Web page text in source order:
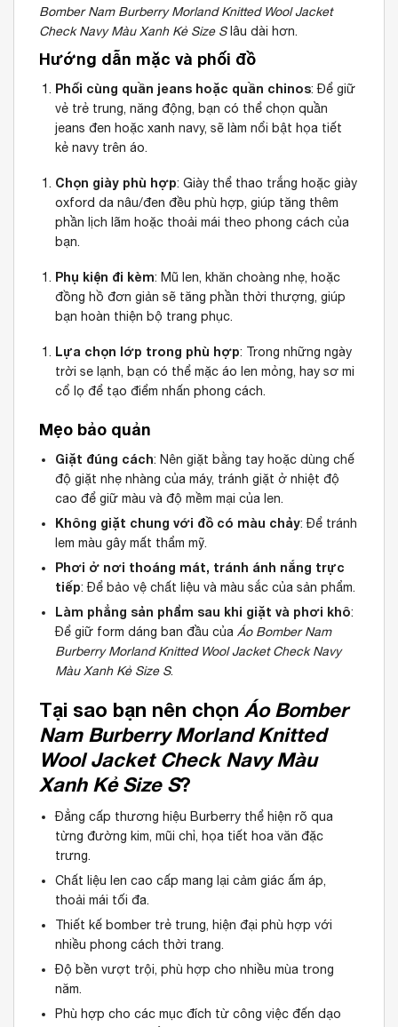
Bomber Nam Burberry Morland Knitted Wool Jacket
Check Navy Màu Xanh Kẻ Size Slâu dài hơn.
Hướng dẫn mặc và phối đồ
Phối cùng quần jeans hoặc quần chinos: Để giữ
vẻ trẻ trung, năng động, bạn có thể chọn quần
jeans đen hoặc xanh navy, sẽ làm nổi bật họa tiết
kẻ navy trên áo.
Chọn giày phù hợp: Giày thể thao trắng hoặc giày
oxford da nâu/đen đều phù hợp, giúp tăng thêm
phần lịch lãm hoặc thoải mái theo phong cách của
bạn.
Phụ kiện đi kèm: Mũ len, khăn choàng nhẹ, hoặc
đồng hồ đơn giản sẽ tăng phần thời thượng, giúp
bạn hoàn thiện bộ trang phục.
Lựa chọn lớp trong phù hợp: Trong những ngày
trời se lạnh, bạn có thể mặc áo len mỏng, hay sơ mi
cổ lọ để tạo điểm nhấn phong cách.
Mẹo bảo quản
Giặt đúng cách: Nên giặt bằng tay hoặc dùng chế
độ giặt nhẹ nhàng của máy, tránh giặt ở nhiệt độ
cao để giữ màu và độ mềm mại của len.
Không giặt chung với đồ có màu chảy: Để tránh
lem màu gây mất thẩm mỹ.
Phơi ở nơi thoáng mát, tránh ánh nắng trực
tiếp: Để bảo vệ chất liệu và màu sắc của sản phẩm.
Làm phẳng sản phẩm sau khi giặt và phơi khô:
Để giữ form dáng ban đầu củaÁo Bomber Nam
Burberry Morland Knitted Wool Jacket Check Navy
Màu Xanh Kẻ Size S.
Tại sao bạn nên chọn Áo Bomber
Nam Burberry Morland Knitted
Wool Jacket Check Navy Màu
Xanh Kẻ Size S?
Đẳng cấp thương hiệu Burberry thể hiện rõ qua
từng đường kim, mũi chỉ, họa tiết hoa văn đặc
trưng.
Chất liệu len cao cấp mang lại cảm giác ấm áp,
thoải mái tối đa.
Thiết kế bomber trẻ trung, hiện đại phù hợp với
nhiều phong cách thời trang.
Độ bền vượt trội, phù hợp cho nhiều mùa trong
năm.
Phù hợp cho các mục đích từ công việc đến dạo